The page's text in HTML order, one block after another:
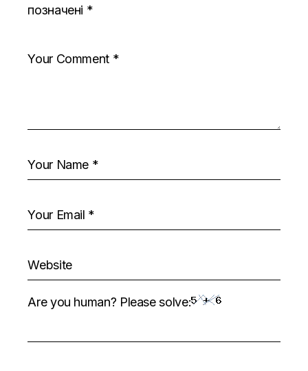
позначені *
Are you human? Please solve: